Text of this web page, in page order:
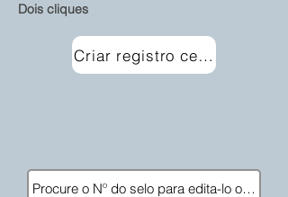
Dois cliques
Criar registro certificado